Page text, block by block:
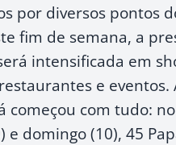
por diversos pontos
fim de semana, a
intensificada em
e eventos.
começou com tudo:
e domingo (10), 45